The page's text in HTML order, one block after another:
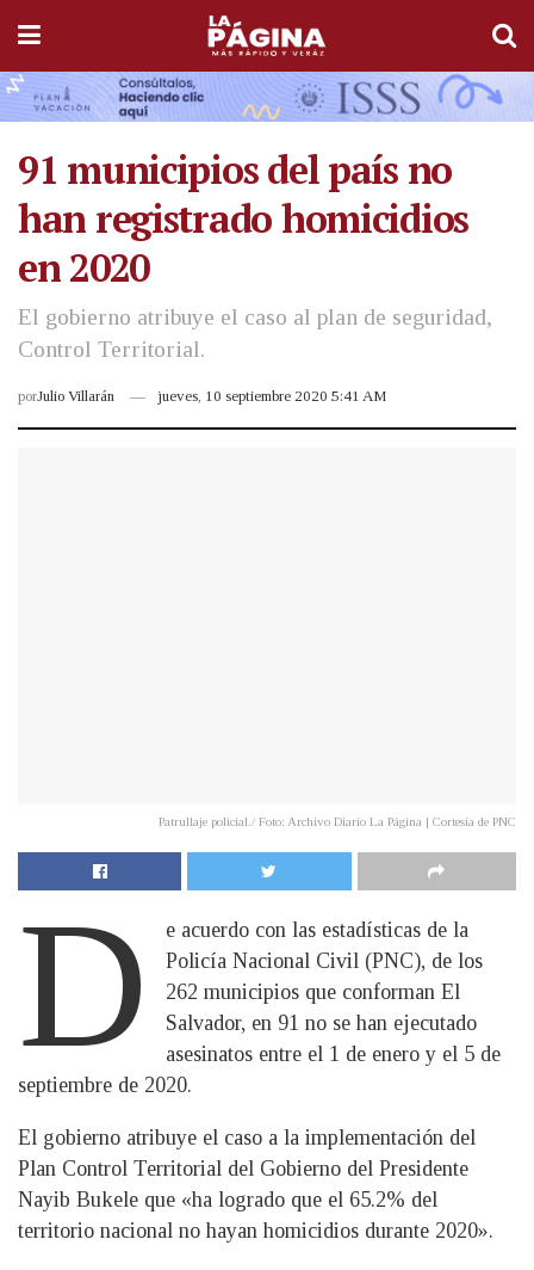
91 municipios del país no
han registrado homicidios
en 2020
El gobierno atribuye el caso al plan de seguridad,
Control Territorial.
porJulio Villarán jueves, 10 septiembre 2020 5:41 AM
Patrullaje policial./ Foto: Archivo Diario La Página | Cortesía de PNC
D
e acuerdo con las estadísticas de la
Policía Nacional Civil (PNC), de los
262 municipios que conforman El
Salvador, en 91 no se han ejecutado
asesinatos entre el 1 de enero y el 5 de
septiembre de 2020.
El gobierno atribuye el caso a la implementación del
Plan Control Territorial del Gobierno del Presidente
Nayib Bukele que «ha logrado que el 65.2% del
territorio nacional no hayan homicidios durante 2020».